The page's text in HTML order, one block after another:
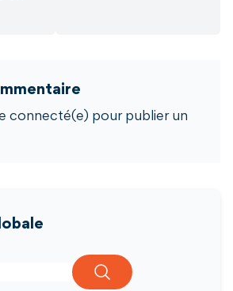
connecté(e) pour publier un